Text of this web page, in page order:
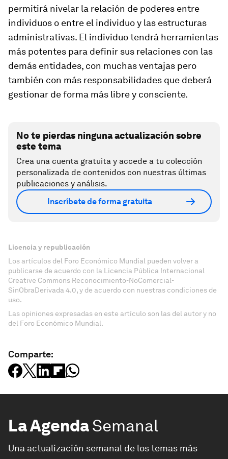
permitirá nivelar la relación de poderes entre
individuos o entre el individuo y las estructuras
administrativas. El individuo tendrá herramientas
más potentes para definir sus relaciones con las
demás entidades, con muchas ventajas pero
también con más responsabilidades que deberá
gestionar de forma más libre y consciente.
No te pierdas ninguna actualización sobre
este tema
Crea una cuenta gratuita y accede a tu colección
personalizada de contenidos con nuestras últimas
publicaciones y análisis.
Inscríbete de forma gratuita
Licencia y republicación
Los artículos del Foro Económico Mundial pueden volver a
publicarse de acuerdo con la Licencia Pública Internacional
Creative Commons Reconocimiento-NoComercial-
SinObraDerivada 4.0, y de acuerdo con nuestras condiciones de
uso.
Las opiniones expresadas en este artículo son las del autor y no
del Foro Económico Mundial.
Comparte:
La AgendaSemanal
Una actualización semanal de los temas más